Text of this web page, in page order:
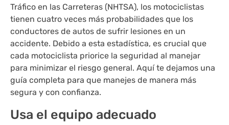
Tráfico en las Carreteras (NHTSA), los motociclistas
tienen cuatro veces más probabilidades que los
conductores de autos de sufrir lesiones en un
accidente. Debido a esta estadística, es crucial que
cada motociclista priorice la seguridad al manejar
para minimizar el riesgo general. Aquí te dejamos una
guía completa para que manejes de manera más
segura y con confianza.
Usa el equipo adecuado